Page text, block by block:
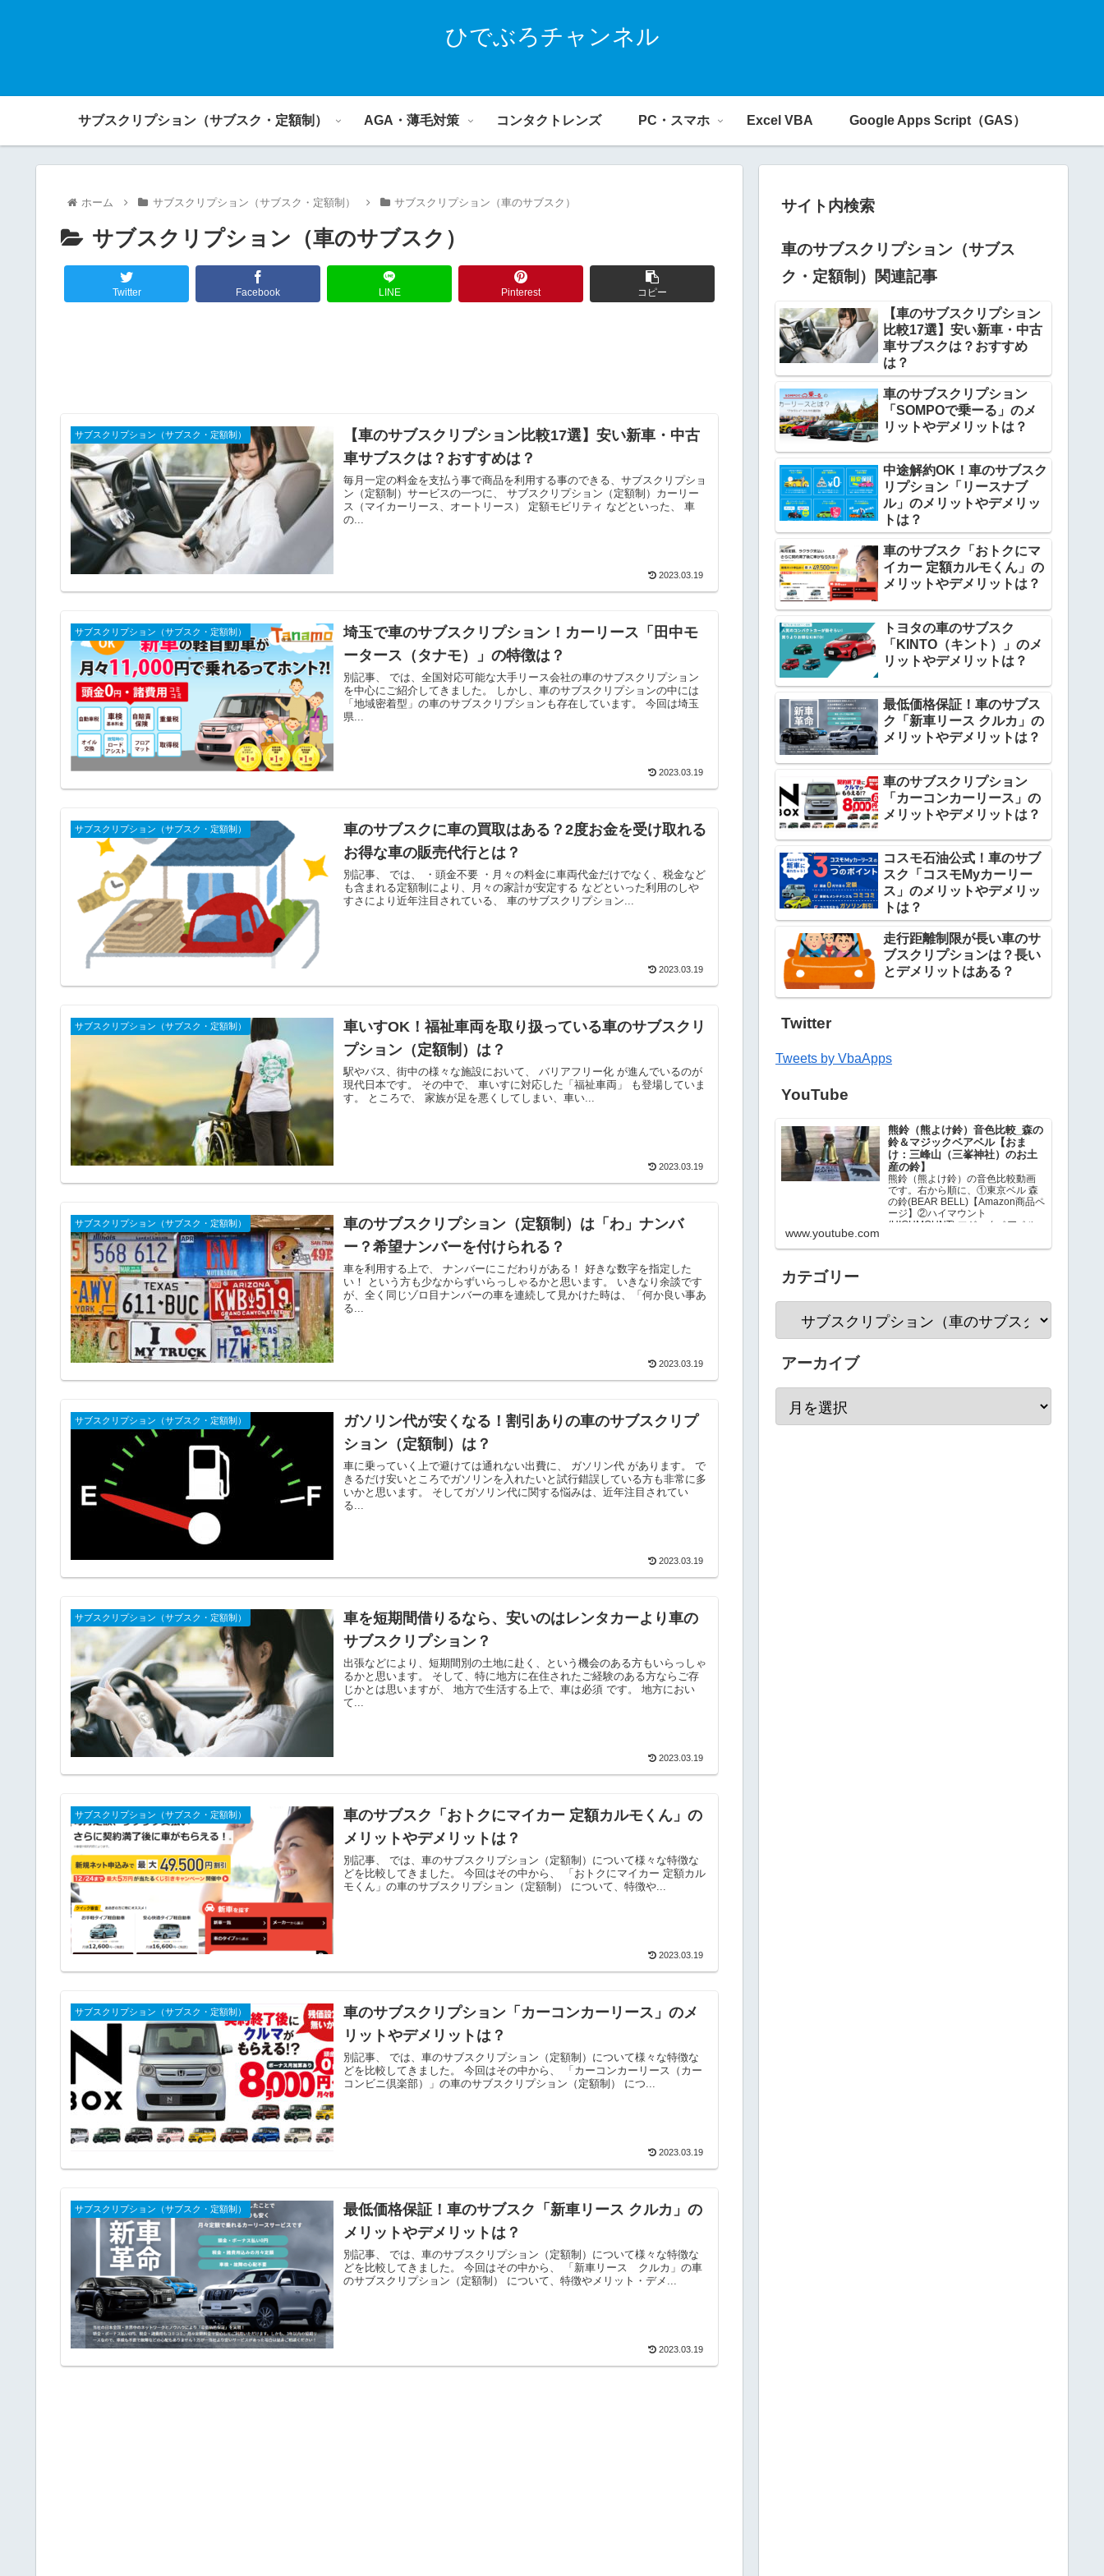
ひでぶろチャンネル
サブスクリプション（サブスク・定額制） AGA・薄毛対策 コンタクトレンズ PC・スマホ Excel VBA Google Apps Script（GAS）
ホーム サブスクリプション（サブスク・定額制） サブスクリプション（車のサブスク）
サブスクリプション（車のサブスク）
Twitter Facebook LINE Pinterest コピー
サブスクリプション（サブスク・定額制）
【車のサブスクリプション比較17選】安い新車・中古
車サブスクは？おすすめは？
毎月一定の料金を支払う事で商品を利用する事のできる、サブスクリプショ
ン（定額制）サービスの一つに、 サブスクリプション（定額制）カーリー
ス（マイカーリース、オートリース） 定額モビリティ などといった、 車
の...
2023.03.19
サブスクリプション（サブスク・定額制）
埼玉で車のサブスクリプション！カーリース「田中モ
ータース（タナモ）」の特徴は？
別記事、 では、全国対応可能な大手リース会社の車のサブスクリプション
を中心にご紹介してきました。 しかし、車のサブスクリプションの中には
「地域密着型」の車のサブスクリプションも存在しています。 今回は埼玉
県...
2023.03.19
サブスクリプション（サブスク・定額制）
車のサブスクに車の買取はある？2度お金を受け取れる
お得な車の販売代行とは？
別記事、 では、 ・頭金不要 ・月々の料金に車両代金だけでなく、税金など
も含まれる定額制により、月々の家計が安定する などといった利用のしや
すさにより近年注目されている、 車のサブスクリプション...
2023.03.19
サブスクリプション（サブスク・定額制）
車いすOK！福祉車両を取り扱っている車のサブスクリ
プション（定額制）は？
駅やバス、街中の様々な施設において、 バリアフリー化 が進んでいるのが
現代日本です。 その中で、 車いすに対応した「福祉車両」 も登場していま
す。 ところで、 家族が足を悪くしてしまい、車い...
2023.03.19
サブスクリプション（サブスク・定額制）
車のサブスクリプション（定額制）は「わ」ナンバ
ー？希望ナンバーを付けられる？
車を利用する上で、 ナンバーにこだわりがある！ 好きな数字を指定した
い！ という方も少なからずいらっしゃるかと思います。 いきなり余談です
が、全く同じゾロ目ナンバーの車を連続して見かけた時は、「何か良い事あ
る...
2023.03.19
サブスクリプション（サブスク・定額制）
ガソリン代が安くなる！割引ありの車のサブスクリプ
ション（定額制）は？
車に乗っていく上で避けては通れない出費に、 ガソリン代 があります。 で
きるだけ安いところでガソリンを入れたいと試行錯誤している方も非常に多
いかと思います。 そしてガソリン代に関する悩みは、近年注目されてい
る...
2023.03.19
サブスクリプション（サブスク・定額制）
車を短期間借りるなら、安いのはレンタカーより車の
サブスクリプション？
出張などにより、短期間別の土地に赴く、という機会のある方もいらっしゃ
るかと思います。 そして、特に地方に在住されたご経験のある方ならご存
じかとは思いますが、 地方で生活する上で、車は必須 です。 地方におい
て...
2023.03.19
サブスクリプション（サブスク・定額制）
車のサブスク「おトクにマイカー 定額カルモくん」の
メリットやデメリットは？
別記事、 では、車のサブスクリプション（定額制）について様々な特徴な
どを比較してきました。 今回はその中から、 「おトクにマイカー 定額カル
モくん」の車のサブスクリプション（定額制） について、特徴や...
2023.03.19
サブスクリプション（サブスク・定額制）
車のサブスクリプション「カーコンカーリース」のメ
リットやデメリットは？
別記事、 では、車のサブスクリプション（定額制）について様々な特徴な
どを比較してきました。 今回はその中から、 「カーコンカーリース（カー
コンビニ倶楽部）」の車のサブスクリプション（定額制） につ...
2023.03.19
サブスクリプション（サブスク・定額制）
最低価格保証！車のサブスク「新車リース クルカ」の
メリットやデメリットは？
別記事、 では、車のサブスクリプション（定額制）について様々な特徴な
どを比較してきました。 今回はその中から、 「新車リース クルカ」の車
のサブスクリプション（定額制） について、特徴やメリット・デメ...
2023.03.19
サイト内検索
車のサブスクリプション（サブス
ク・定額制）関連記事
【車のサブスクリプション
比較17選】安い新車・中古
車サブスクは？おすすめ
は？
車のサブスクリプション
「SOMPOで乗ーる」のメ
リットやデメリットは？
中途解約OK！車のサブスク
リプション「リースナブ
ル」のメリットやデメリッ
トは？
車のサブスク「おトクにマ
イカー 定額カルモくん」の
メリットやデメリットは？
トヨタの車のサブスク
「KINTO（キント）」のメ
リットやデメリットは？
最低価格保証！車のサブス
ク「新車リース クルカ」の
メリットやデメリットは？
車のサブスクリプション
「カーコンカーリース」の
メリットやデメリットは？
コスモ石油公式！車のサブ
スク「コスモMyカーリー
ス」のメリットやデメリッ
トは？
走行距離制限が長い車のサ
ブスクリプションは？長い
とデメリットはある？
Twitter
Tweets by VbaApps
YouTube
熊鈴（熊よけ鈴）音色比較_森の
鈴＆マジックベアベル【おま
け：三峰山（三峯神社）のお土
産の鈴】
熊鈴（熊よけ鈴）の音色比較動画
です。右から順に、①東京ベル 森
の鈴(BEAR BELL)【Amazon商品ペ
ージ】②ハイマウント
(HIGHMOUNT) マジックベアベル
（三峯神社）のお土産…
www.youtube.com
カテゴリー
アーカイブ